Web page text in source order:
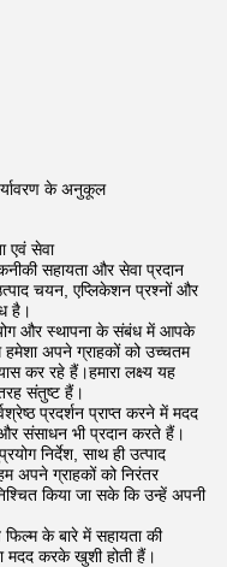
के अनुकूल
एवं सेवा
सहायता और सेवा प्रदान
चयन, एप्लिकेशन प्रश्नों और
है।
और स्थापना के संबंध में आपके
अपने ग्राहकों को उच्चतम
कर रहे हैं।हमारा लक्ष्य यह
संतुष्ट हैं।
प्रदर्शन प्राप्त करने में मदद
और संसाधन भी प्रदान करते हैं।
निर्देश, साथ ही उत्पाद
अपने ग्राहकों को निरंतर
किया जा सके कि उन्हें अपनी
के बारे में सहायता की
मदद करके खुशी होती हैं।